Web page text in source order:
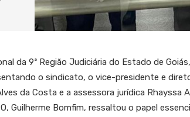
da 9ª Região Judiciária do Estado de
o sindicato, o vice-presidente e
da Costa e a assessora jurídica Rhayssa
Guilherme Bomfim, ressaltou o papel